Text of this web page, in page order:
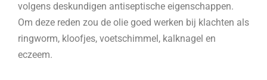
volgens deskundigen antiseptische eigenschappen.
Om deze reden zou de olie goed werken bij klachten als
ringworm, kloofjes, voetschimmel, kalknagel en
eczeem.